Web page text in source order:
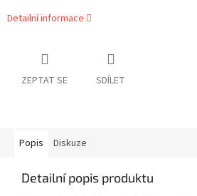
Detailní informace
ZEPTAT SE SDÍLET
Popis Diskuze
Detailní popis produktu